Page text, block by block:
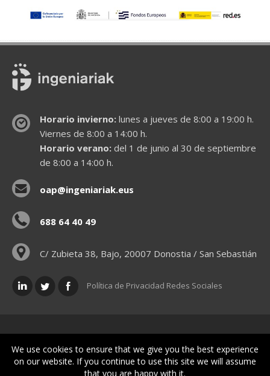
Horario invierno:lunes a jueves de 8:00 a 19:00 h.
Viernes de 8:00 a 14:00 h.
Horario verano:del 1 de junio al 30 de septiembre
de 8:00 a 14:00 h.
oap@ingeniariak.eus
688 64 40 49
C/ Zubieta 38, Bajo, 20007 Donostia / San Sebastián
Política de Privacidad Redes Sociales
Políticas legales
We use cookies to ensure that we give you the best experience
on our website. If you continue to use this site we will assume
that you are happy with it.